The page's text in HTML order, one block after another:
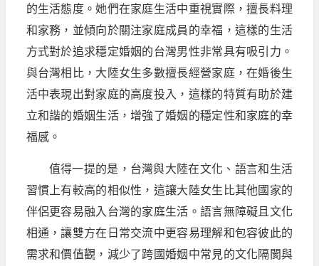
的生活態度。她們在家庭生活中重視實際，擅長料理
和家務，並傾向於關注家庭成員的幸福，這樣的生活
方式對於追求穩定婚姻的台灣男性非常具有吸引力。
與台灣相比，大陸女生多數擅長經營家庭，在婚後生
活中表現出對家庭的高度投入，這樣的特質有助於建
立和諧的婚姻生活，增強了婚姻的穩定性和家庭的幸
福感。
值得一提的是，台灣與大陸在文化、語言和生活
習慣上有較高的相似性，這讓大陸女生比其他國家的
伴侶更容易融入台灣的家庭生活。語言無障礙且文化
相通，讓雙方在日常交流中更容易理解和包容彼此的
需求和價值觀，減少了跨國婚姻中常見的文化隔閡與